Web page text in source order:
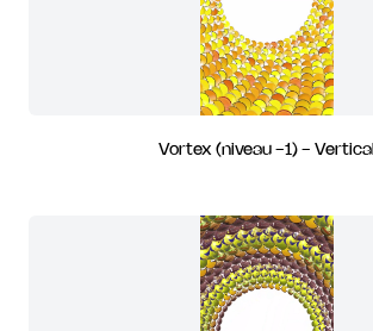
Vortex (niveau -1) - Vertical